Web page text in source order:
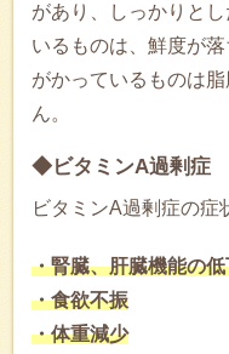
があり、しっかりと
いるものは、鮮度が
がかっているものは
ん。
◆ビタミンA過剰症
ビタミンA過剰症の症
・腎臓、肝臓機能の低
・食欲不振
・体重減少